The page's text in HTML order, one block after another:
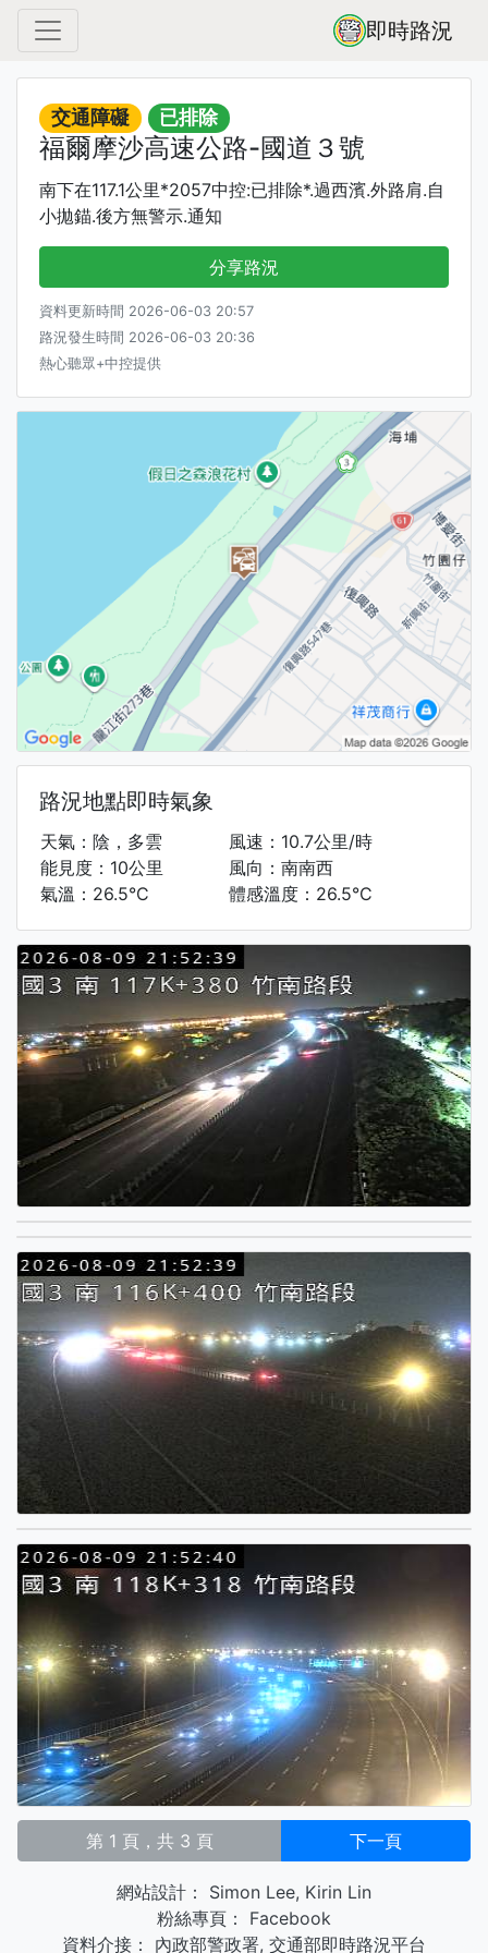
即時路況
交通障礙 已排除
福爾摩沙高速公路-國道３號
南下在117.1公里*2057中控:已排除*.過西濱.外路肩.自
小拋錨.後方無警示.通知
分享路況
資料更新時間 2026-06-03 20:57
路況發生時間 2026-06-03 20:36
熱心聽眾+中控提供
路況地點即時氣象
天氣：陰，多雲
能見度：10公里
氣溫：26.5°C
風速：10.7公里/時
風向：南南西
體感溫度：26.5°C
第 1 頁，共 3 頁 下一頁
網站設計： Simon Lee, Kirin Lin
粉絲專頁：
Facebook
資料介接：
內政部警政署, 交通部即時路況平台